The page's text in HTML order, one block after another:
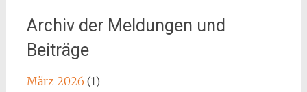
Archiv der Meldungen und
Beiträge
März 2026 (1)